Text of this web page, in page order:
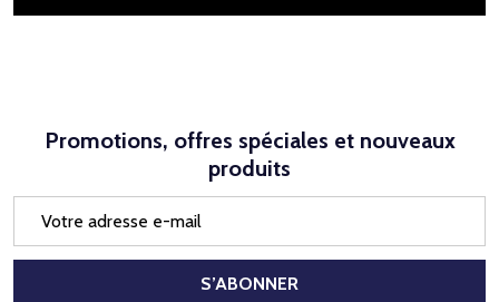
Promotions, offres spéciales et nouveaux
produits
mail
S’ABONNER